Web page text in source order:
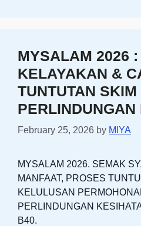
MYSALAM 2026
KELAYAKAN &
TUNTUTAN SKIM
PERLINDUNGAN
February 25, 2026 by MIYA
MYSALAM 2026. SEMAK
MANFAAT, PROSES
KELULUSAN
PERLINDUNGAN
B40.